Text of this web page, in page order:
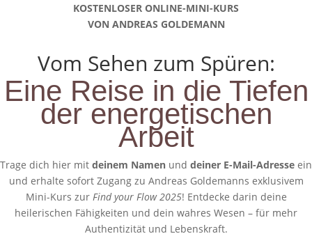
KOSTENLOSER ONLINE-MINI-KURS
VON ANDREAS GOLDEMANN
Vom Sehen zum Spüren:
Eine Reise in die Tiefen
der energetischen
Arbeit
Trage dich hier mit deinem Namen und deiner E-Mail-Adresse ein
und erhalte sofort Zugang zu Andreas Goldemanns exklusivem
Mini-Kurs zur Find your Flow 2025! Entdecke darin deine
heilerischen Fähigkeiten und dein wahres Wesen – für mehr
Authentizität und Lebenskraft.